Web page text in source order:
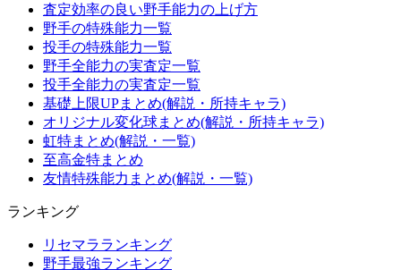
査定効率の良い野手能力の上げ方
野手の特殊能力一覧
投手の特殊能力一覧
野手全能力の実査定一覧
投手全能力の実査定一覧
基礎上限UPまとめ(解説・所持キャラ)
オリジナル変化球まとめ(解説・所持キャラ)
虹特まとめ(解説・一覧)
至高金特まとめ
友情特殊能力まとめ(解説・一覧)
ランキング
リセマラランキング
野手最強ランキング